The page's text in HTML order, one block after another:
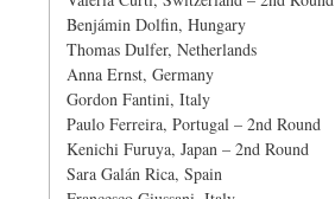
Benjámin Dolfin, Hungary
Thomas Dulfer, Netherlands
Anna Ernst, Germany
Gordon Fantini, Italy
Paulo Ferreira, Portugal – 2nd Round
Kenichi Furuya, Japan – 2nd Round
Sara Galán Rica, Spain